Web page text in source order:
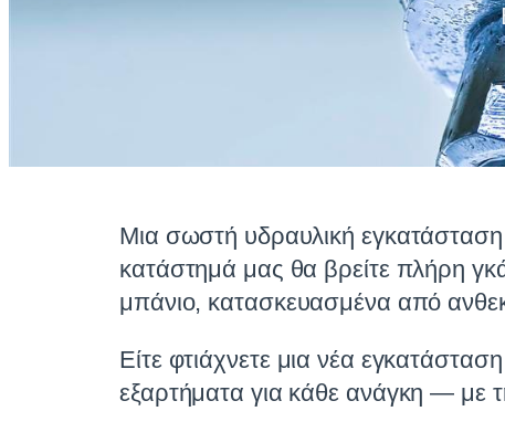
Μια σωστή υδραυλική
κατάστημά μας θα βρείτε πλήρη
μπάνιο, κατασκευασμένα από
Είτε φτιάχνετε μια νέα
εξαρτήματα για κάθε ανάγκη — με